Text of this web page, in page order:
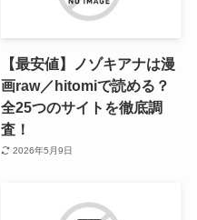
【最安値】ノゾキアナは漫
画raw／hitomiで読める？
全25つのサイトを徹底調
査！
2026年5月9日